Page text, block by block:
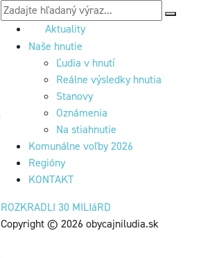
Aktuality
Naše hnutie
Ľudia v hnutí
Reálne výsledky hnutia
Stanovy
Oznámenia
Na stiahnutie
Komunálne voľby 2026
Regióny
KONTAKT
ROZKRADLI 30 MILIáRD
Copyright © 2026 obycajniludia.sk